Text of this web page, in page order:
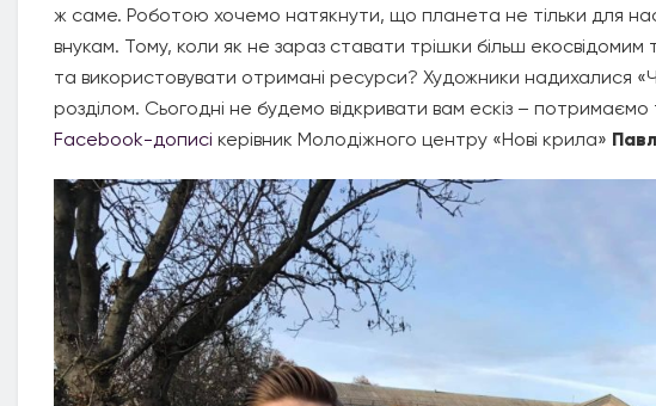
ж саме. Роботою хочемо натякнути, що планета не тільки для
внукам. Тому, коли як не зараз ставати трішки більш
та використовувати отримані ресурси? Художники надихалися
розділом. Сьогодні не будемо відкривати вам ескіз –
Facebook-дописі керівник Молодіжного центру «Нові крила»